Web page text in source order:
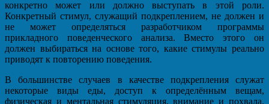
конкретно может или должно выступать в этой роли.
Конкретный стимул, служащий подкреплением, не должен и
не может определяться разработчиком программы
прикладного поведенческого анализа. Вместо этого он
должен выбираться на основе того, какие стимулы реально
приводят к повторению поведения.
В большинстве случаев в качестве подкрепления служат
некоторые виды еды, доступ к определённым вещам,
физическая и ментальная стимуляция, внимание и похвала.